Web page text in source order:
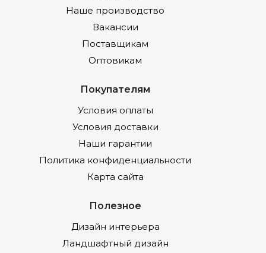
Наше производство
Вакансии
Поставщикам
Оптовикам
Покупателям
Условия оплаты
Условия доставки
Наши гарантии
Политика конфиденциальности
Карта сайта
Полезное
Дизайн интерьера
Ландшафтный дизайн